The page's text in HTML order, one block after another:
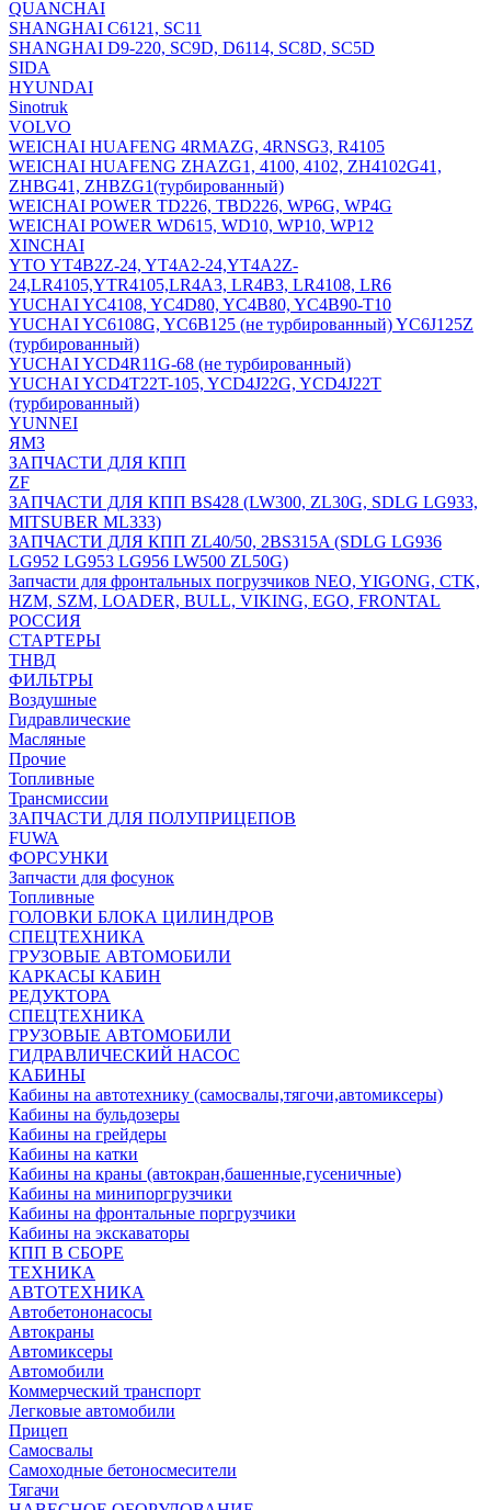
QUANCHAI
SHANGHAI C6121, SC11
SHANGHAI D9-220, SC9D, D6114, SC8D, SC5D
SIDA
HYUNDAI
Sinotruk
VOLVO
WEICHAI HUAFENG 4RMAZG, 4RNSG3, R4105
WEICHAI HUAFENG ZHAZG1, 4100, 4102, ZH4102G41,
ZHBG41, ZHBZG1(турбированный)
WEICHAI POWER TD226, TBD226, WP6G, WP4G
WEICHAI POWER WD615, WD10, WP10, WP12
XINCHAI
YTO YT4B2Z-24, YT4A2-24,YT4A2Z-
24,LR4105,YTR4105,LR4A3, LR4B3, LR4108, LR6
YUCHAI YC4108, YC4D80, YC4B80, YC4B90-T10
YUCHAI YC6108G, YC6B125 (не турбированный) YC6J125Z
(турбированный)
YUCHAI YCD4R11G-68 (не турбированный)
YUCHAI YCD4T22T-105, YCD4J22G, YCD4J22T
(турбированный)
YUNNEI
ЯМЗ
ЗАПЧАСТИ ДЛЯ КПП
ZF
ЗАПЧАСТИ ДЛЯ КПП BS428 (LW300, ZL30G, SDLG LG933,
MITSUBER ML333)
ЗАПЧАСТИ ДЛЯ КПП ZL40/50, 2BS315A (SDLG LG936
LG952 LG953 LG956 LW500 ZL50G)
Запчасти для фронтальных погрузчиков NEO, YIGONG, CTK,
HZM, SZM, LOADER, BULL, VIKING, EGO, FRONTAL
РОССИЯ
СТАРТЕРЫ
ТНВД
ФИЛЬТРЫ
Воздушные
Гидравлические
Масляные
Прочие
Топливные
Трансмиссии
ЗАПЧАСТИ ДЛЯ ПОЛУПРИЦЕПОВ
FUWA
ФОРСУНКИ
Запчасти для фосунок
Топливные
ГОЛОВКИ БЛОКА ЦИЛИНДРОВ
СПЕЦТЕХНИКА
ГРУЗОВЫЕ АВТОМОБИЛИ
КАРКАСЫ КАБИН
РЕДУКТОРА
СПЕЦТЕХНИКА
ГРУЗОВЫЕ АВТОМОБИЛИ
ГИДРАВЛИЧЕСКИЙ НАСОС
КАБИНЫ
Кабины на автотехнику (самосвалы,тягочи,автомиксеры)
Кабины на бульдозеры
Кабины на грейдеры
Кабины на катки
Кабины на краны (автокран,башенные,гусеничные)
Кабины на минипоргрузчики
Кабины на фронтальные поргрузчики
Кабины на экскаваторы
КПП В СБОРЕ
ТЕХНИКА
АВТОТЕХНИКА
Автобетононасосы
Автокраны
Автомиксеры
Автомобили
Коммерческий транспорт
Легковые автомобили
Прицеп
Самосвалы
Самоходные бетоносмесители
Тягачи